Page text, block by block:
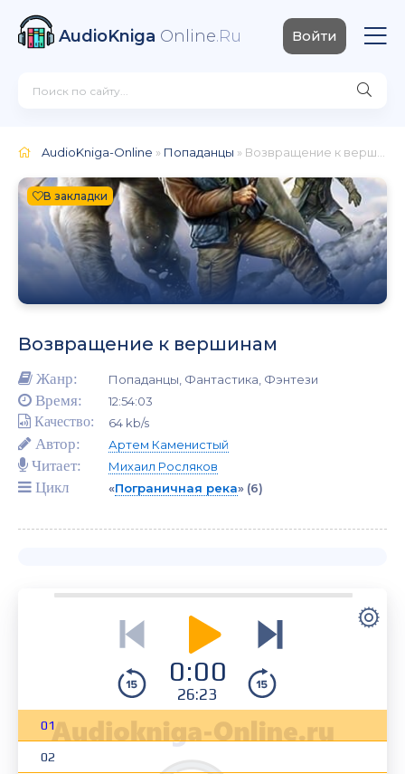
AudioKniga Online.Ru Войти
AudioKniga-Online » Попаданцы » Возвращение к вершинам
В закладки
Возвращение к вершинам
Жанр: Попаданцы, Фантастика, Фэнтези
Время: 12:54:03
Качество: 64 kb/s
Автор: Артем Каменистый
Читает: Михаил Росляков
Цикл «Пограничная река» (6)
0:00
26:23
01
02